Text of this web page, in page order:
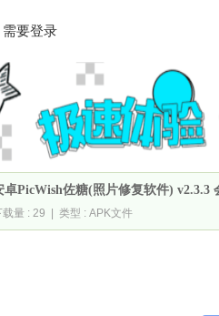
要登录
卓PicWish佐糖(照片修复软件) v2.3.3
载量 : 29 | 类型 : APK文件